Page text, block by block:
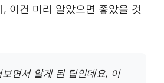
이건 미리 알았으면 좋았을 것
면서 알게 된 팁인데요, 이